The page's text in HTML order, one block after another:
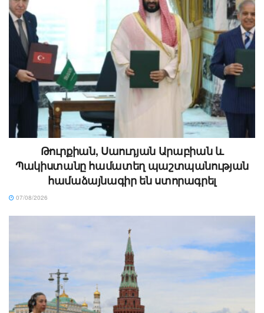
Թուրքիան, Սաուդյան Արաբիան և
Պակիստանը համատեղ պաշտպանության
համաձայնագիր են ստորագրել
07/08/2026